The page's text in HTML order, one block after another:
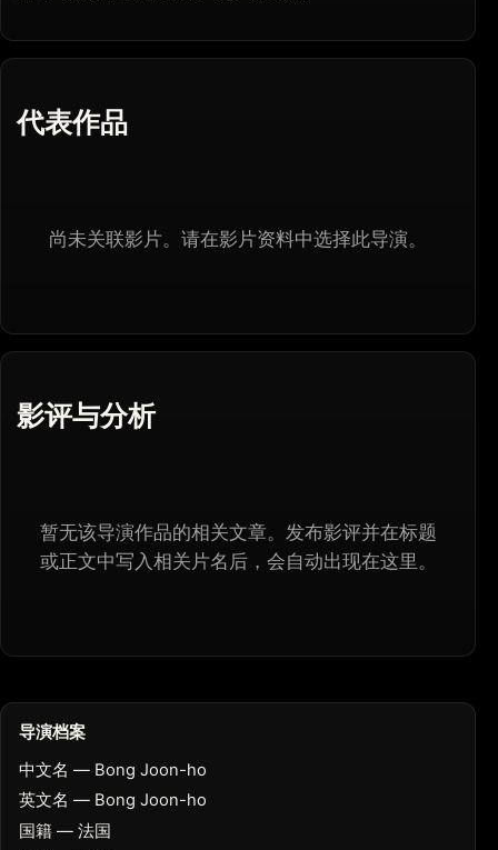
代表作品
尚未关联影片。请在影片资料中选择此导演。
影评与分析
暂无该导演作品的相关文章。发布影评并在标题
或正文中写入相关片名后，会自动出现在这里。
导演档案
中文名 — Bong Joon-ho
英文名 — Bong Joon-ho
国籍 — 法国